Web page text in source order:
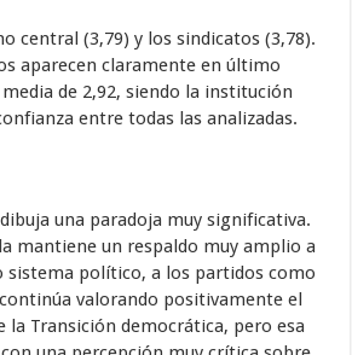
central (3,79) y los sindicatos (3,78).
aparecen claramente en último
de 2,92, siendo la institución
entre todas las analizadas.
una paradoja muy significativa.
mantiene un respaldo muy amplio a
sistema político, a los partidos como
valorando positivamente el
la Transición democrática, pero esa